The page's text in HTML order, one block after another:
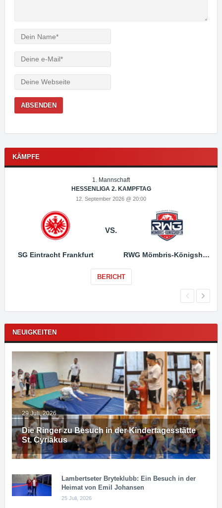
Verfasser
Mail
Webseite
KÄMPFE
1. Mannschaft
HESSENLIGA 2. KAMPFTAG
12. September 2026 @ 20:00
SG Eintracht Frankfurt
VS.
RWG Mömbris-Königshofen
BERICHT
NEUIGKEITEN
Die Ringer zu Besuch in der Kindertagesstätte
St. Cyriakus
29 Juli, 2026
Lambertseter Bryteklubb: Ein Besuch in der
Heimat von Emil Johansen
25 Juli, 2026